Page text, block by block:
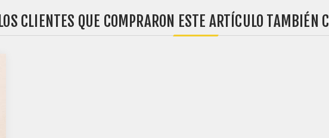
LOS CLIENTES QUE COMPRARON ESTE ARTÍCULO TAMBIÉN